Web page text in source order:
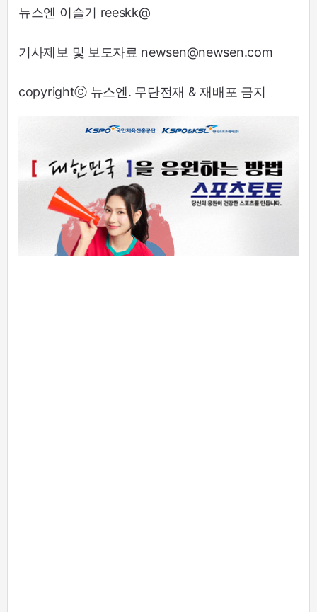
뉴스엔 이슬기 reeskk@
기사제보 및 보도자료 newsen@newsen.com
copyrightⓒ 뉴스엔. 무단전재 & 재배포 금지